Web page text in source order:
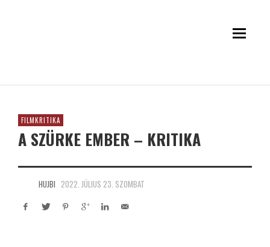
FILMKRITIKA
A SZÜRKE EMBER – KRITIKA
HUJBI 2022. JÚLIUS 23. SZOMBAT